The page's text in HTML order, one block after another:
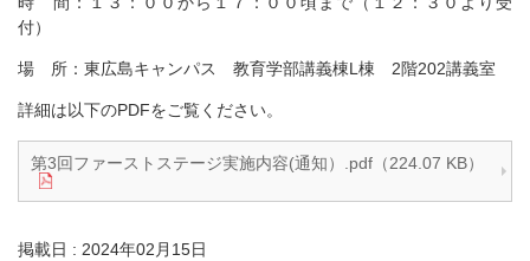
付）
場 所：東広島キャンパス 教育学部講義棟L棟 2階202講義室
詳細は以下のPDFをご覧ください。
第3回ファーストステージ実施内容(通知）.pdf（224.07 KB）
掲載日 : 2024年02月15日